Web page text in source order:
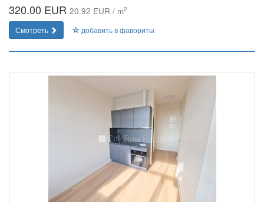
320.00 EUR 20.92 EUR / m2
Смотреть добавить в фавориты